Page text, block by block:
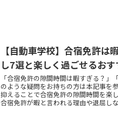
【自動車学校】合宿免許
し7選と楽しく過ごせるお
「合宿免許の隙間時間は暇すぎる？
のような疑問をお持ちの方は本記事を
抑えることで合宿免許の隙間時間を楽
合宿免許が暇と言われる理由や退屈し